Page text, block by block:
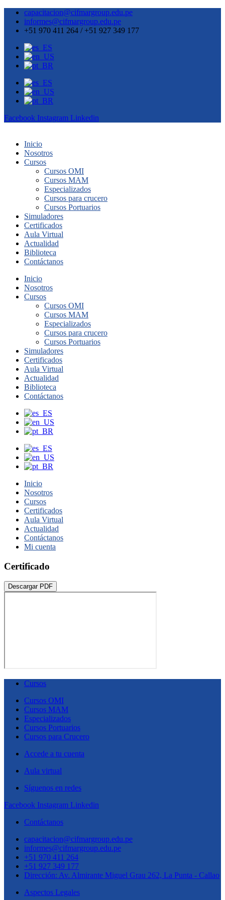
capacitacion@cifmargroup.edu.pe
informes@cifmargroup.edu.pe
+51 970 411 264 / +51 927 349 177
Facebook Instagram Linkedin
Inicio
Nosotros
Cursos
Cursos OMI
Cursos MAM
Especializados
Cursos para crucero
Cursos Portuarios
Simuladores
Certificados
Aula Virtual
Actualidad
Biblioteca
Contáctanos
Inicio
Nosotros
Cursos
Cursos OMI
Cursos MAM
Especializados
Cursos para crucero
Cursos Portuarios
Simuladores
Certificados
Aula Virtual
Actualidad
Biblioteca
Contáctanos
Inicio
Nosotros
Cursos
Certificados
Aula Virtual
Actualidad
Contáctanos
Mi cuenta
Certificado
Descargar PDF
Cursos
Cursos OMI
Cursos MAM
Especializados
Cursos Portuarios
Cursos para Crucero
Accede a tu cuenta
Aula virtual
Síguenos en redes
Facebook Instagram Linkedin
Contáctanos
capacitacion@cifmargroup.edu.pe
informes@cifmargroup.edu.pe
+51 970 411 264
+51 927 349 177
Dirección: Av. Almirante Miguel Grau 262, La Punta - Callao
Aspectos Legales